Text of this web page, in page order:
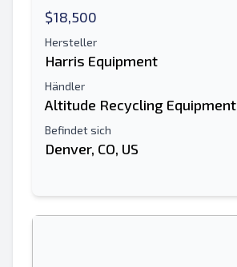
$18,500
Hersteller
Harris Equipment
Händler
Altitude Recycling Equipment
Befindet sich
Denver, CO, US